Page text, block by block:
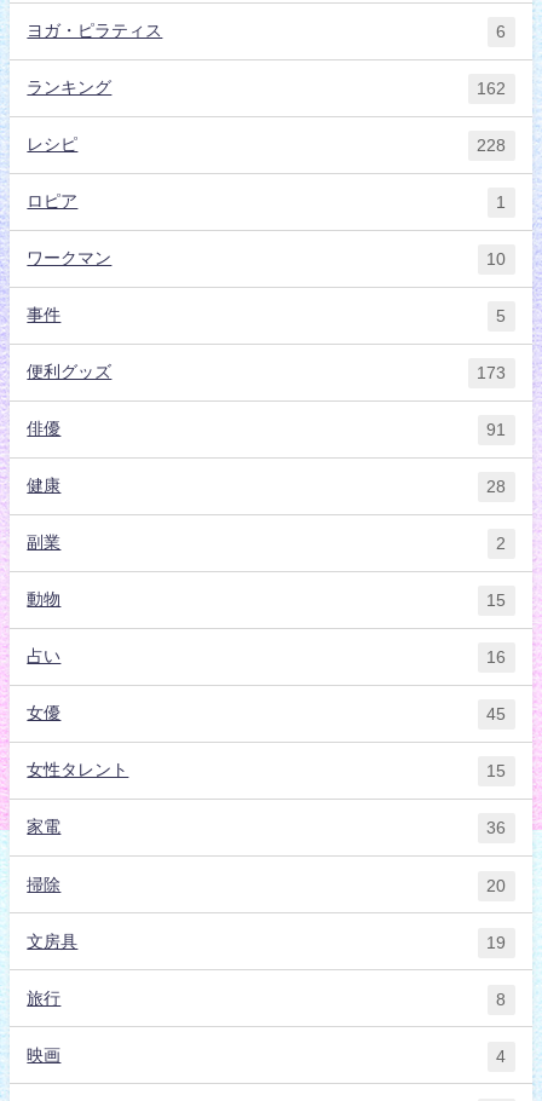
ヨガ・ピラティス 6
ランキング 162
レシピ 228
ロピア 1
ワークマン 10
事件 5
便利グッズ 173
俳優 91
健康 28
副業 2
動物 15
占い 16
女優 45
女性タレント 15
家電 36
掃除 20
文房具 19
旅行 8
映画 4